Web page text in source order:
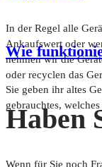
In der Regel alle
Ankaufswert oder
nehmen wir die
oder recyclen das
Wie
Sie geben ihr altes
gebrauchtes,
Haben
Wenn für Sie noch